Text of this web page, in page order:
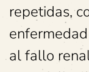
repetidas,
al fallo